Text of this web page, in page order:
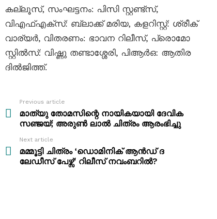
കല്ലൂസ്, സംഘട്ടനം: പിസി സ്റ്റണ്ട്സ്,
വിഎഫ്എക്സ്: ബ്ലാക്ക് മരിയ, കളറിസ്റ്റ്: ശ്രീക്
വാര്യര്‍, വിതരണം: ഭാവന റിലീസ്, പ്രൊമോ
സ്റ്റിൽസ്: വിഷ്ണു തണ്ടാശ്ശേരി, പിആർഒ: ആതിര
ദിൽജിത്ത്.
more
Previous article
മാത്യു തോമസിന്റെ നായികയായി ദേവിക
സഞ്ജയ്; അരുൺ ലാൽ ചിത്രം ആരംഭിച്ചു
Next article
മമ്മൂട്ടി ചിത്രം ‘ഡൊമിനിക് ആൻഡ് ദ
ലേഡീസ് പേഴ്സ്’ റിലീസ് നവംബറിൽ?